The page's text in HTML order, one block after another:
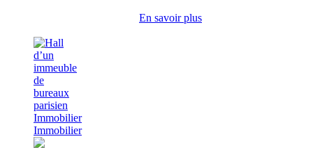
En savoir plus
Immobilier
Immobilier